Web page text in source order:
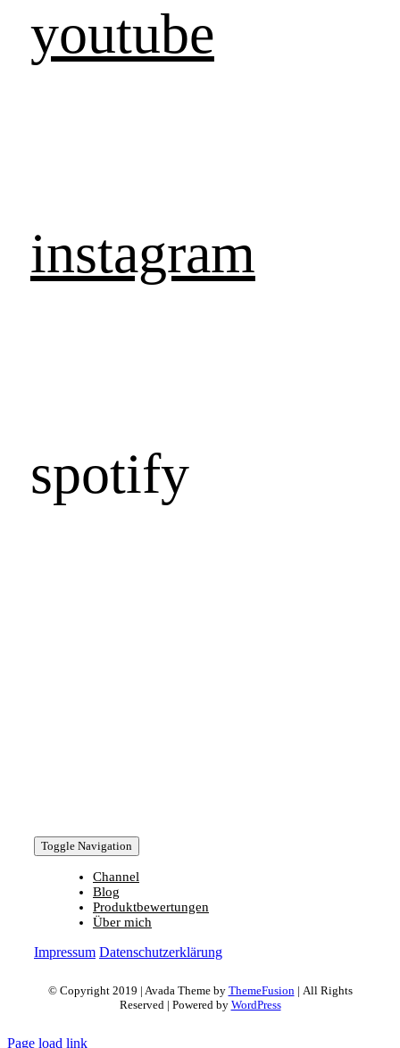
youtube
instagram
spotify
Toggle Navigation
Channel
Blog
Produktbewertungen
Über mich
Impressum Datenschutzerklärung
© Copyright 2019 | Avada Theme by ThemeFusion | All Rights
Reserved | Powered by WordPress
Page load link